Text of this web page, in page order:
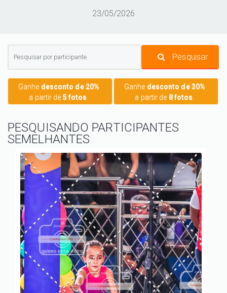
23/05/2026
Pesquisar
Ganhe desconto de 20%
a partir de 5 fotos
Ganhe desconto de 30%
a partir de 8 fotos
PESQUISANDO PARTICIPANTES
SEMELHANTES